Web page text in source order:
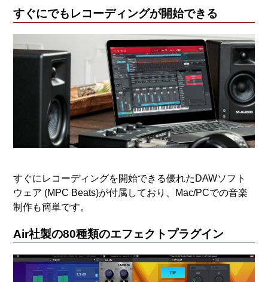
すぐにでもレコーディングが開始できる
すぐにレコーディングを開始できる優れたDAWソフト
ウェア (MPC Beats)が付属しており、Mac/PCでの音楽
制作も簡単です。
Air社製の80種類のエフェクトプラグイン